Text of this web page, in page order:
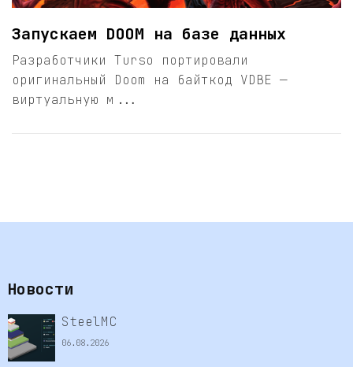
Запускаем DOOM на базе данных
Разработчики Turso портировали
оригинальный Doom на байткод VDBE —
виртуальную м...
Новости
SteelMC
06.08.2026